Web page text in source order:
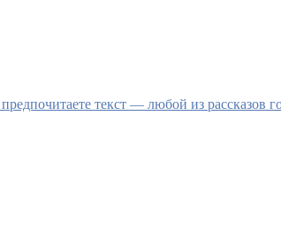
текст — любой из рассказов